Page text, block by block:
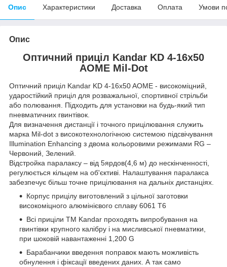
Опис Характеристики Доставка Оплата Умови
Опис
Оптичний приціл Kandar KD 4-16x50
AOME Mil-Dot
Оптичний приціл Kandar KD 4-16x50 AOME - високоміцний,
ударостійкий приціл для розважальної, спортивної стрільби
або полювання. Підходить для установки на будь-який тип
пневматичних гвинтівок.
Для визначення дистанції і точного прицілювання служить
марка Mil-dot з високотехнологічною системою підсвічування
Illumination Enhancing з двома кольоровими режимами RG –
Червоний, Зелений.
Відстройка паралаксу – від 5ярдов(4,6 м) до нескінченності,
регулюється кільцем на об'єктиві. Налаштування паралакса
забезпечує більш точне прицілювання на дальніх дистанціях.
Корпус прицілу виготовлений з цільної заготовки
високоміцного алюмінієвого сплаву 6061 Т6
Всі приціли ТМ Kandar проходять випробування на
гвинтівки крупного калібру і на мисливської пневматики,
при шоковій навантаженні 1,200 G
Барабанчики введення поправок мають можливість
обнулення і фіксації введених даних. А так само